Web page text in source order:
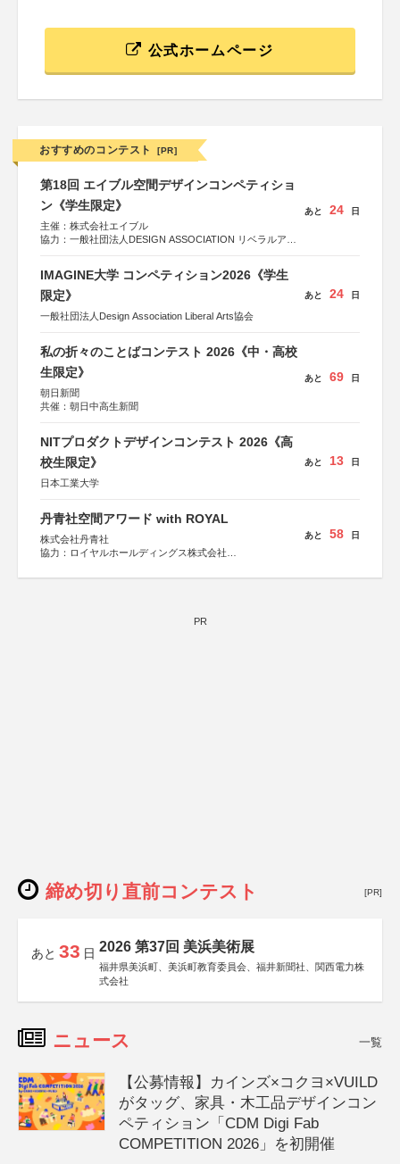
公式ホームページ
おすすめのコンテスト [PR]
第18回 エイブル空間デザインコンペティショ
ン《学生限定》
主催：株式会社エイブル
協力：一般社団法人DESIGN ASSOCIATION リベラルアー
運営：TOKYO COMPANY株式会社
あと 24 日
IMAGINE大学 コンペティション2026《学生
限定》
一般社団法人Design Association Liberal Arts協会
あと 24 日
私の折々のことばコンテスト 2026《中・高校
生限定》
朝日新聞
共催：朝日中高生新聞
あと 69 日
NITプロダクトデザインコンテスト 2026《高
校生限定》
日本工業大学
あと 13 日
丹青社空間アワード with ROYAL
株式会社丹青社
協力：ロイヤルホールディングス株式会社
あと 58 日
PR
締め切り直前コンテスト [PR]
あと 33 日 2026 第37回 美浜美術展
福井県美浜町、美浜町教育委員会、福井新聞社、関西電力株
式会社
ニュース 一覧
【公募情報】カインズ×コクヨ×VUILD
がタッグ、家具・木工品デザインコン
ペティション「CDM Digi Fab
COMPETITION 2026」を初開催